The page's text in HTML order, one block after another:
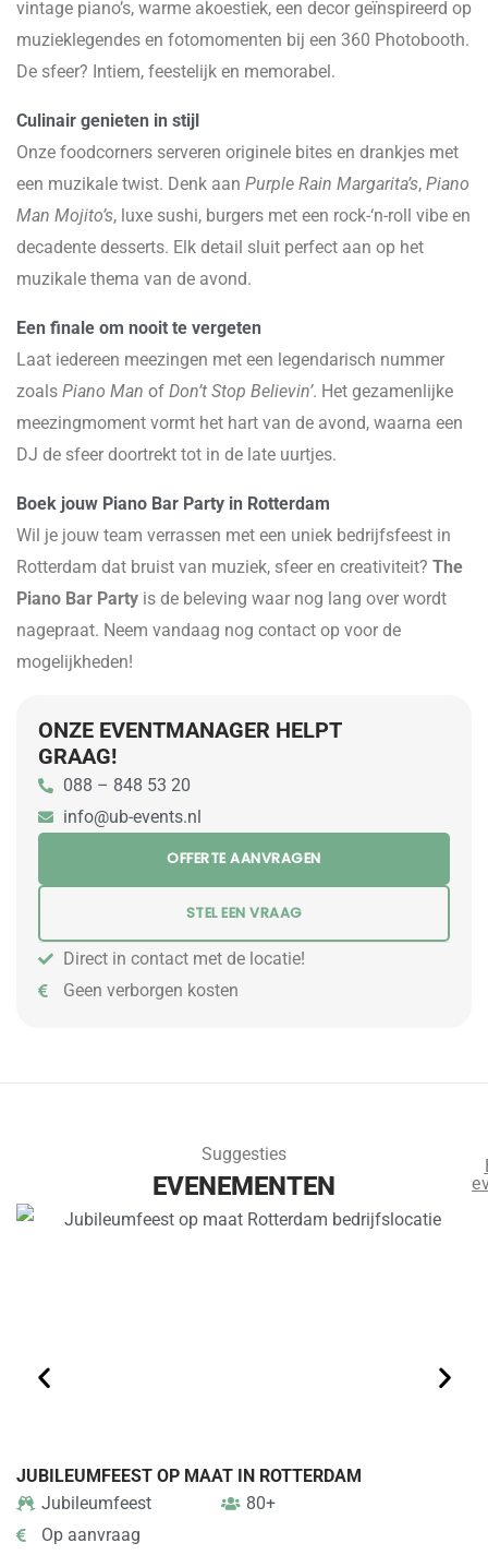
vintage piano’s, warme akoestiek, een decor geïnspireerd op
muzieklegendes en fotomomenten bij een 360 Photobooth.
De sfeer? Intiem, feestelijk en memorabel.
Culinair genieten in stijl
Onze foodcorners serveren originele bites en drankjes met
een muzikale twist. Denk aan Purple Rain Margarita’s, Piano
Man Mojito’s, luxe sushi, burgers met een rock-‘n-roll vibe en
decadente desserts. Elk detail sluit perfect aan op het
muzikale thema van de avond.
Een finale om nooit te vergeten
Laat iedereen meezingen met een legendarisch nummer
zoals Piano Man of Don’t Stop Believin’. Het gezamenlijke
meezingmoment vormt het hart van de avond, waarna een
DJ de sfeer doortrekt tot in de late uurtjes.
Boek jouw Piano Bar Party in Rotterdam
Wil je jouw team verrassen met een uniek bedrijfsfeest in
Rotterdam dat bruist van muziek, sfeer en creativiteit? The
Piano Bar Party is de beleving waar nog lang over wordt
nagepraat. Neem vandaag nog contact op voor de
mogelijkheden!
ONZE EVENTMANAGER HELPT
GRAAG!
088 – 848 53 20
info@ub-events.nl
OFFERTE AANVRAGEN
STEL EEN VRAAG
Direct in contact met de locatie!
Geen verborgen kosten
Suggesties
EVENEMENTEN
JUBILEUMFEEST OP MAAT IN ROTTERDAM
Jubileumfeest
Op aanvraag
80+